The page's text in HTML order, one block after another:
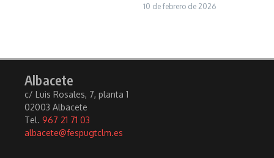
10 de febrero de 2026
Albacete
c/ Luis Rosales, 7, planta 1
02003 Albacete
Tel. 967 21 71 03
albacete@fespugtclm.es